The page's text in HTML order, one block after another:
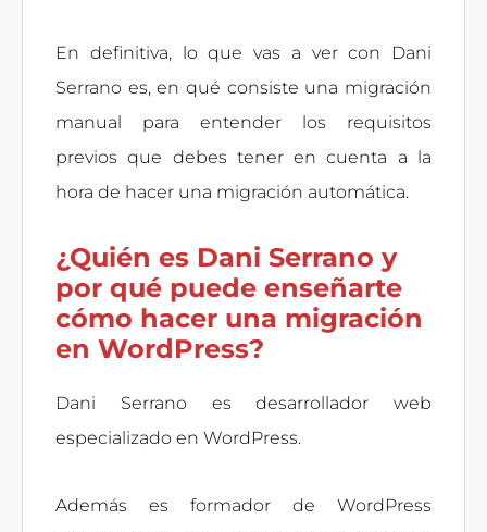
En definitiva, lo que vas a ver con Dani
Serrano es, en qué consiste una migración
manual para entender los requisitos
previos que debes tener en cuenta a la
hora de hacer una migración automática.
¿Quién es Dani Serrano y
por qué puede enseñarte
cómo hacer una migración
en WordPress?
Dani Serrano es desarrollador web
especializado en WordPress.
Además es formador de WordPress